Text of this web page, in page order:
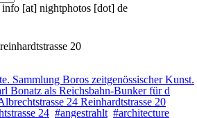
[at] nightphotos [dot] de
20
Sammlung Boros zeitgenössischer Kunst.
Bonatz als Reichsbahn-Bunker für d
24 Reinhardtstrasse 20
24 #angestrahlt #architecture